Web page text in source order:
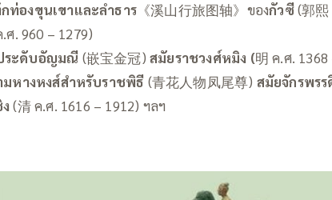
ท่องขุนเขาและลำธาร 《溪山行旅图轴》ของกัวซี(郭熙
ศ. 960 – 1279)
ระดับอัญมณี (嵌宝金冠)สมัยราชวงศ์หมิง (明 ค.ศ. 1368
มหางหงส์สำหรับราชพิธี (青花人物凤尾尊) สมัยจักรพร
(清 ค.ศ. 1616 – 1912) ฯลฯ